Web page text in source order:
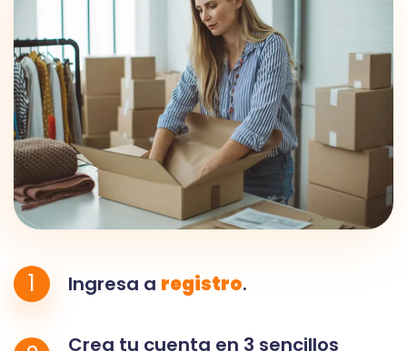
1 Ingresa a registro.
Crea tu cuenta en 3 sencillos